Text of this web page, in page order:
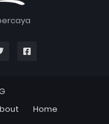
Home